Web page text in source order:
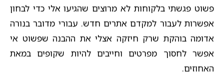
פשוט פגשתי בלקוחות לא מרוצים שהגיעו אלי כדי לבחון
אפשרות לעבור למקדם אתרים חדש. עבורי מדובר בנורה
אדומה בוהקת שרק חיזקה אצלי את ההבנה שפשוט אי
אפשר לחסוך מפרטים וחייבים להיות שקופים במאת
האחוזים.